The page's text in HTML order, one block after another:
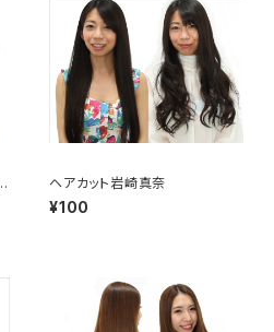
ヘアカット岩崎真奈
¥100